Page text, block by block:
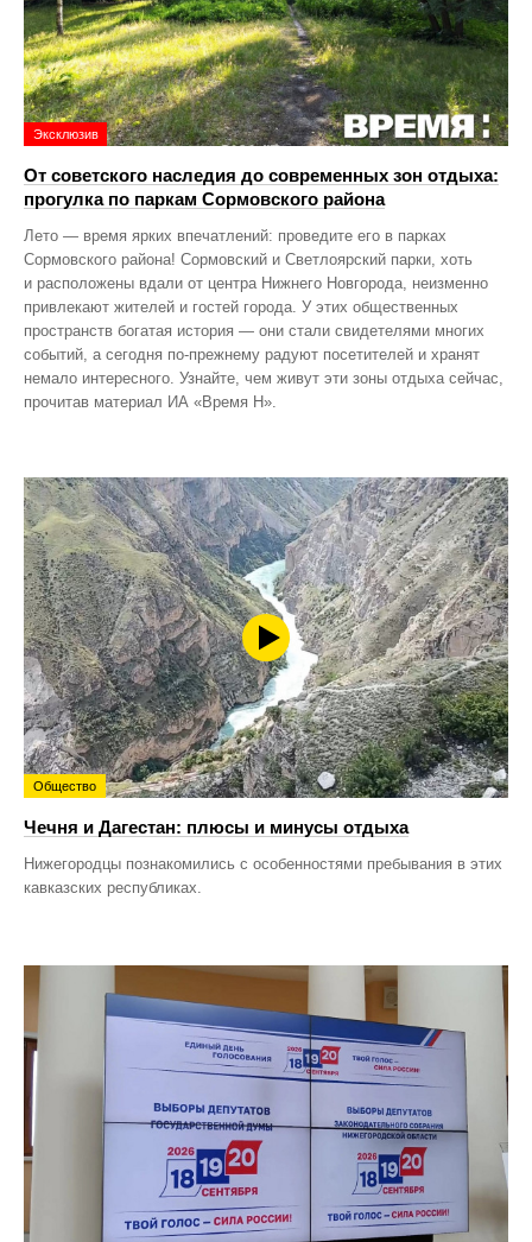
Эксклюзив
От советского наследия до современных зон отдыха:
прогулка по паркам Сормовского района
Лето — время ярких впечатлений: проведите его в парках
Сормовского района! Сормовский и Светлоярский парки, хоть
и расположены вдали от центра Нижнего Новгорода, неизменно
привлекают жителей и гостей города. У этих общественных
пространств богатая история — они стали свидетелями многих
событий, а сегодня по‑прежнему радуют посетителей и хранят
немало интересного. Узнайте, чем живут эти зоны отдыха сейчас,
прочитав материал ИА «Время Н».
Общество
Чечня и Дагестан: плюсы и минусы отдыха
Нижегородцы познакомились с особенностями пребывания в этих
кавказских республиках.